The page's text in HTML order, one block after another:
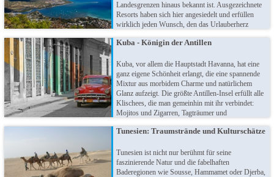
Landesgrenzen hinaus bekannt ist. Ausgezeichnete
Resorts haben sich hier angesiedelt und erfüllen
wirklich jeden Wunsch, den das Urlauberherz
die romantische Landschaft haben Mauritius zu
und Verliebte gemacht!
Kuba - Königin der Antillen
Kuba, vor allem die Hauptstadt Havanna, hat eine
ganz eigene Schönheit erlangt, die eine spannende
Mixtur aus morbidem Charme und natürlichem
Glanz aufzeigt. Die größte Antillen-Insel erfüllt alle
Klischees, die man gemeinhin mit ihr verbindet:
Mojitos und Zigarren, Tagträumer und
Ruinen und farbenfrohe Oldtimer. Die "Perle der
Tunesien: Traumstrände und Kulturschätze
Tunesien ist nicht nur berühmt für seine
faszinierende Natur und die fabelhaften
Baderegionen wie Sousse, Hammamet oder Djerba,